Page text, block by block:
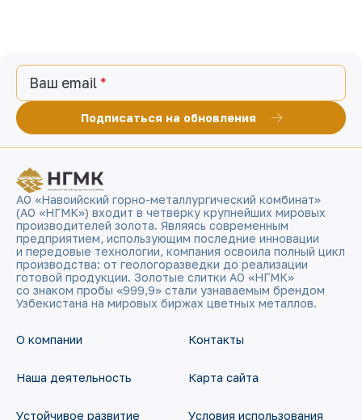
Ваш email
Подписаться на обновления
АО «Навоийский горно-металлургический комбинат»
(АО «НГМК») входит в четвёрку крупнейших мировых
производителей золота. Являясь современным
предприятием, использующим последние инновации
и передовые технологии, компания освоила полный цикл
производства: от геологоразведки до реализации
готовой продукции. Золотые слитки АО «НГМК»
со знаком пробы «999,9» стали узнаваемым брендом
Узбекистана на мировых биржах цветных металлов.
О компании
Наша деятельность
Устойчивое развитие
Контакты
Карта сайта
Условия использования